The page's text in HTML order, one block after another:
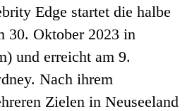
Edge startet die halbe
30. Oktober 2023 in
und erreicht am 9.
Nach ihrem
Zielen in Neuseeland